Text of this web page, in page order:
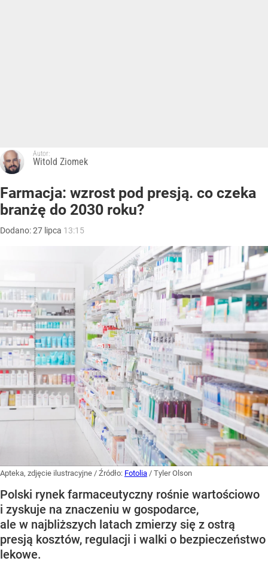
Autor:
Witold Ziomek
Farmacja: wzrost pod presją. co czeka
branżę do 2030 roku?
Dodano:27 lipca 13:15
Apteka, zdjęcie ilustracyjne / Źródło: Fotolia / Tyler Olson
Polski rynek farmaceutyczny rośnie wartościowo
i zyskuje na znaczeniu w gospodarce,
ale w najbliższych latach zmierzy się z ostrą
presją kosztów, regulacji i walki o bezpieczeństwo
lekowe.